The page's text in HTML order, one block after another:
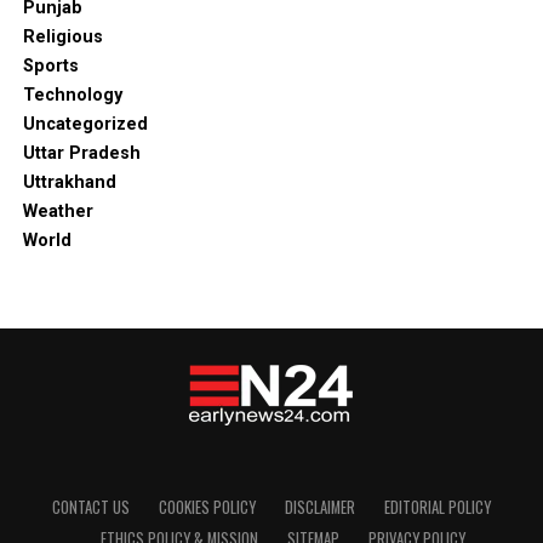
Punjab
Religious
Sports
Technology
Uncategorized
Uttar Pradesh
Uttrakhand
Weather
World
CONTACT US COOKIES POLICY DISCLAIMER
EDITORIAL POLICY